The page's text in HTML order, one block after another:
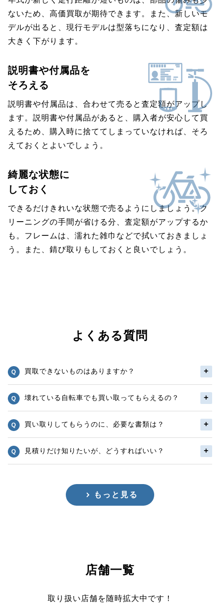
ないため、高価買取が期待できます。また、新しいモ
デルが出ると、現行モデルは型落ちになり、査定額は
大きく下がります。
説明書や付属品を
そろえる
説明書や付属品は、合わせて売ると査定額がアップし
ます。説明書や付属品があると、購入者が安心して買
えるため、購入時に捨ててしまっていなければ、そろ
えておくとよいでしょう。
綺麗な状態に
しておく
できるだけきれいな状態で売るようにしましょう。ク
リーニングの手間が省ける分、査定額がアップするか
も。フレームは、濡れた雑巾などで拭いておきましょ
う。また、錆び取りもしておくと良いでしょう。
よくある質問
買取できないものはありますか？
壊れている自転車でも買い取ってもらえるの？
買い取りしてもらうのに、必要な書類は？
見積りだけ知りたいが、どうすればいい？
もっと見る
店舗一覧
取り扱い店舗を随時拡大中です！